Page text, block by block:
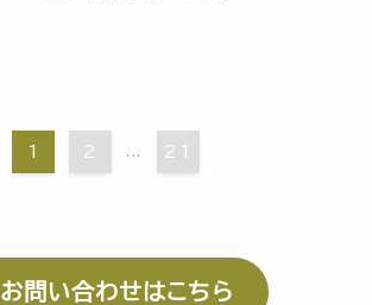
1 2 ... 21
お問い合わせはこちら